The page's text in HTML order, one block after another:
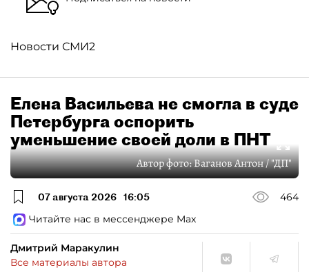
Новости СМИ2
Елена Васильева не смогла в суде
Петербурга оспорить
уменьшение своей доли в ПНТ
Автор фото:Ваганов Антон / "ДП"
07 августа 2026 16:05
464
Читайте нас в мессенджере Max
Дмитрий Маракулин
Все материалы автора